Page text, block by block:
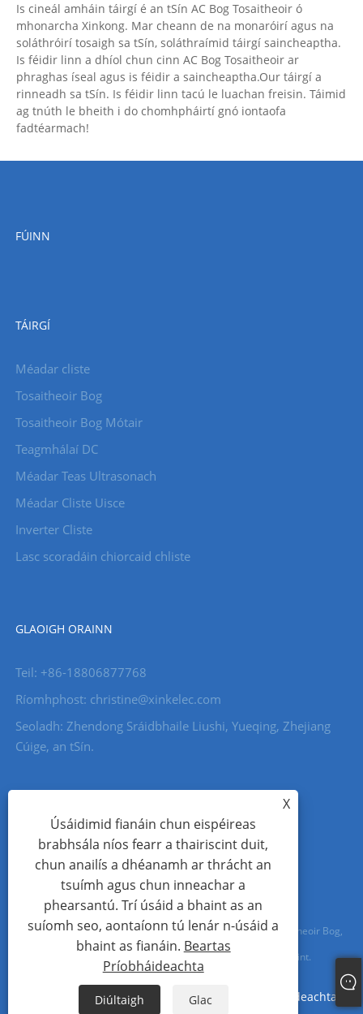
Is cineál amháin táirgí é an tSín AC Bog Tosaitheoir ó
mhonarcha Xinkong. Mar cheann de na monaróirí agus na
soláthróirí tosaigh sa tSín, soláthraímid táirgí saincheaptha.
Is féidir linn a dhíol chun cinn AC Bog Tosaitheoir ar
phraghas íseal agus is féidir a saincheaptha.Our táirgí a
rinneadh sa tSín. Is féidir linn tacú le luachan freisin. Táimid
ag tnúth le bheith i do chomhpháirtí gnó iontaofa
fadtéarmach!
FÚINN
TÁIRGÍ
Méadar cliste
Tosaitheoir Bog
Tosaitheoir Bog Mótair
Teagmhálaí DC
Méadar Teas Ultrasonach
Méadar Cliste Uisce
Inverter Cliste
Lasc scoradáin chiorcaid chliste
GLAOIGH ORAINN
Teil: +86-18806877768
Ríomhphost: christine@xinkelec.com
Seoladh: Zhendong Sráidbhaile Liushi, Yueqing, Zhejiang
Cúige, an tSín.
Cóipcheart © 2023 Wenzhou Xinkong Imp&exp Co.,Ltd. - Tosaitheoir Bog,
Méadar Uisce, Méadar Uisce Ultrasonach - Gach ceart ar cosaint.
Sitemap RSS Beartas Príobháideachta
X
Úsáidimid fianáin chun eispéireas
brabhsála níos fearr a thairiscint duit,
chun anailís a dhéanamh ar thrácht an
tsuímh agus chun inneachar a
phearsantú. Trí úsáid a bhaint as an
suíomh seo, aontaíonn tú lenár n-úsáid a
bhaint as fianáin. Beartas
Príobháideachta
Diúltaigh Glac